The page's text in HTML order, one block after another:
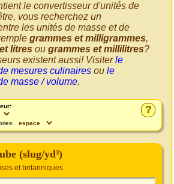
le convertisseur d'unités de
vous recherchez un
les unités de masse et de
grammes et milligrammes,
litres ou grammes et millilitres?
existent aussi! Visiterle
mesures culinaires ou le
masse / volume.
?
(slug/yd³)
et britanniques